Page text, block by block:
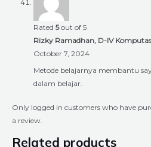
Rated 5out of 5
Rizky Ramadhan, D-IV
October 7, 2024
Metode belajarnya membantu
dalam belajar.
Only logged in customers who have
a review.
Related products